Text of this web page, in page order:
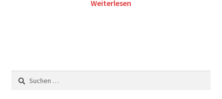
Weiterlesen
Suchen
nach: